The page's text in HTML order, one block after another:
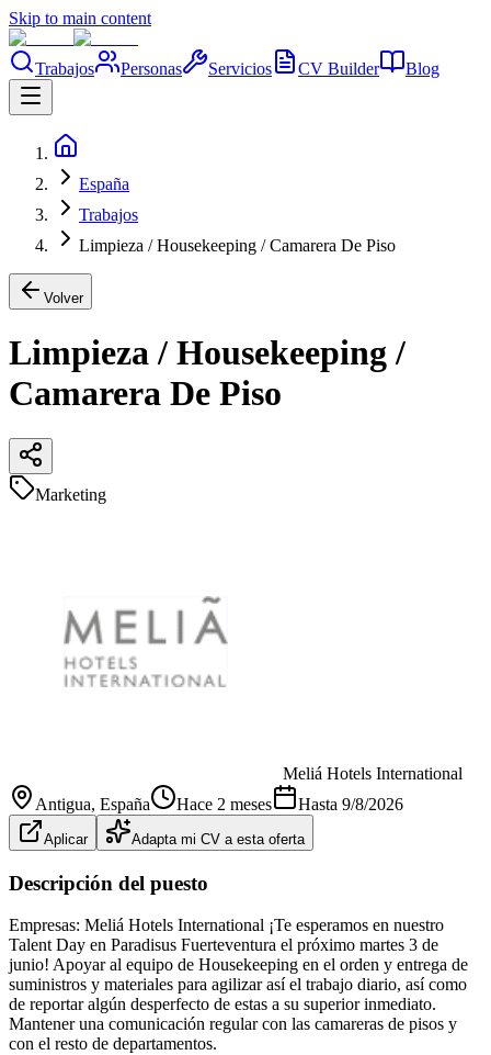
Skip to main content
Trabajos Personas Servicios CV Builder Blog
España
Trabajos
Limpieza / Housekeeping / Camarera De Piso
Volver
Limpieza / Housekeeping /
Camarera De Piso
Marketing
Meliá Hotels International
Antigua, España Hace 2 meses Hasta 9/8/2026
Aplicar Adapta mi CV a esta oferta
Descripción del puesto
Empresas: Meliá Hotels International ¡Te esperamos en nuestro
Talent Day en Paradisus Fuerteventura el próximo martes 3 de
junio! Apoyar al equipo de Housekeeping en el orden y entrega de
suministros y materiales para agilizar así el trabajo diario, así como
de reportar algún desperfecto de estas a su superior inmediato.
Mantener una comunicación regular con las camareras de pisos y
con el resto de departamentos.